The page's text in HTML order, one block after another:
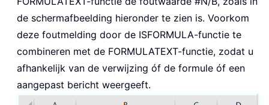
de schermafbeelding hieronder te zien is. Voorkom
deze foutmelding door de ISFORMULA-functie te
combineren met de FORMULATEXT-functie, zodat u
afhankelijk van de verwijzing óf de formule óf een
aangepast bericht weergeeft.